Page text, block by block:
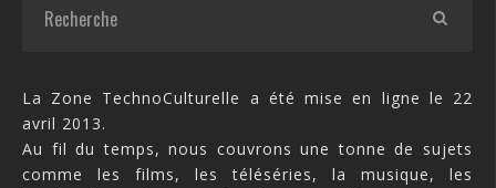
La Zone TechnoCulturelle a été mise en ligne le 22
avril 2013.
Au fil du temps, nous couvrons une tonne de sujets
comme les films, les téléséries, la musique, les